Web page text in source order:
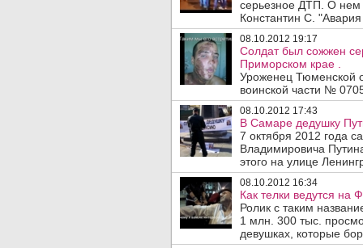
серьезное ДТП. О нем
Константин С.
08.10.2012 19:17
Солдат был сожжен
Приморском крае .
Уроженец Тюменской
воинской части №
08.10.2012 17:43
В Самаре дедушку
7 октября 2012 года
Владимировича
этого на улице
08.10.2012 16:34
Как телки ведутся на
Ролик с таким
1 млн. 300 тыс.
девушках, которые